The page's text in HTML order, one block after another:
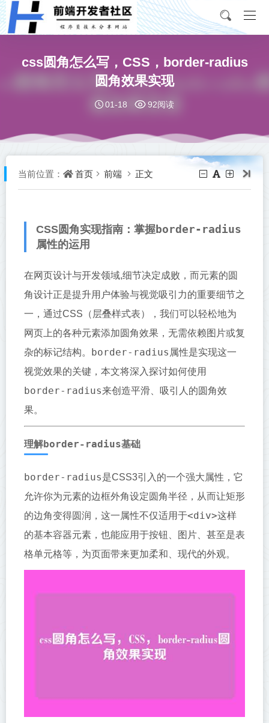
css圆角怎么写，CSS，border-radius
圆角效果实现
01-18 92阅读
当前位置： 首页 前端 正文
CSS圆角实现指南：掌握 border-radius
属性的运用
在网页设计与开发领域,细节决定成败，而元素的圆
角设计正是提升用户体验与视觉吸引力的重要细节之
一，通过CSS（层叠样式表），我们可以轻松地为
网页上的各种元素添加圆角效果，无需依赖图片或复
杂的标记结构。 border-radius 属性是实现这一
视觉效果的关键，本文将深入探讨如何使用
border-radius来创造平滑、吸引人的圆角效
果。
理解border-radius基础
border-radius是CSS3引入的一个强大属性，它
允许你为元素的边框外角设定圆角半径，从而让矩形
的边角变得圆润，这一属性不仅适用于<div>这样
的基本容器元素，也能应用于按钮、图片、甚至是表
格单元格等，为页面带来更加柔和、现代的外观。